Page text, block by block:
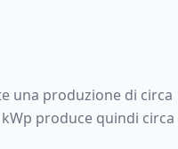
una produzione di circa
kWp produce quindi circa